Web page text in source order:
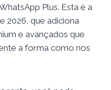
Plus. Esta é a
2026, que adiciona
e avançados que
a forma como nos